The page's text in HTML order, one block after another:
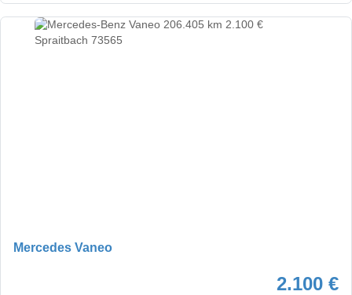
Mercedes Vaneo
2.100 €